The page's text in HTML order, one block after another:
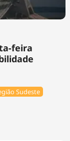
feira
Sudeste